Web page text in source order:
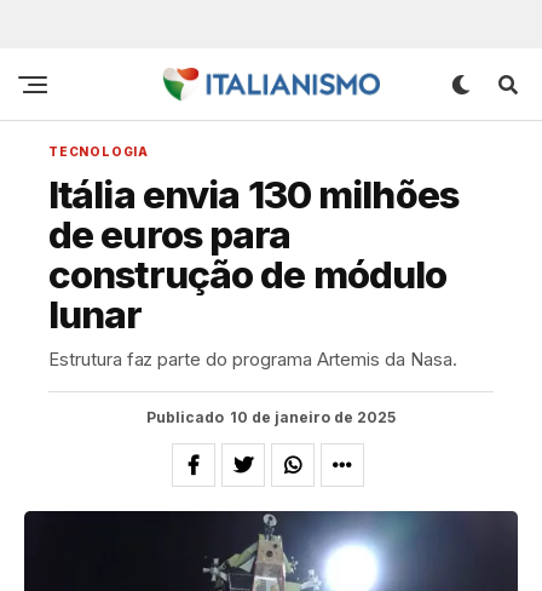
TECNOLOGIA
Itália envia 130 milhões
de euros para
construção de módulo
lunar
Estrutura faz parte do programa Artemis da Nasa.
Publicado 10 de janeiro de 2025